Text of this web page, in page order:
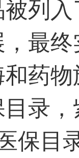
列
最
药
录
保目